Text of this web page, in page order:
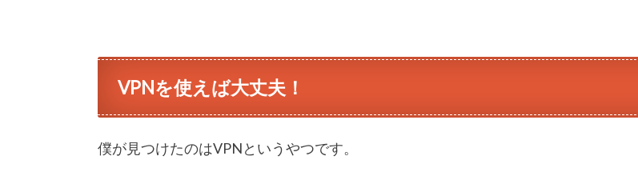
VPNを使えば大丈夫！
僕が見つけたのはVPNというやつです。